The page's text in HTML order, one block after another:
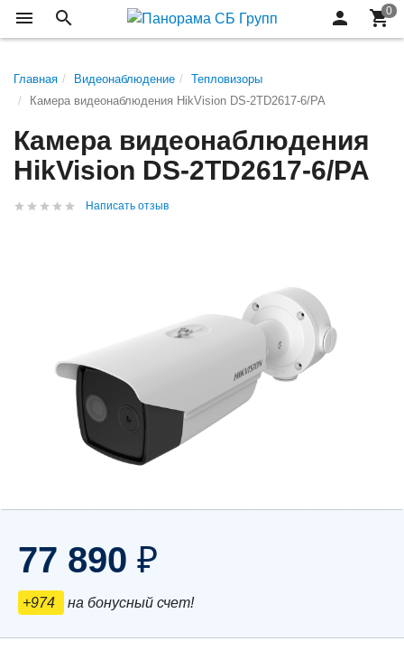
Главная Видеонаблюдение
Тепловизоры
Камера видеонаблюдения HikVision DS-2TD2617-6/PA
Камера видеонаблюдения
HikVision DS-2TD2617-6/PA
Написать отзыв
77 890 ₽
+974 на бонусный счет!